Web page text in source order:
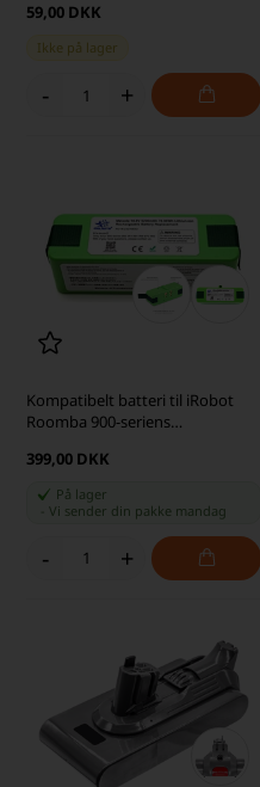
59,00 DKK
Ikke på lager
- +
Kompatibelt batteri til iRobot
Roomba 900-seriens
399,00 DKK
På lager
-Vi sender din pakke mandag
- +